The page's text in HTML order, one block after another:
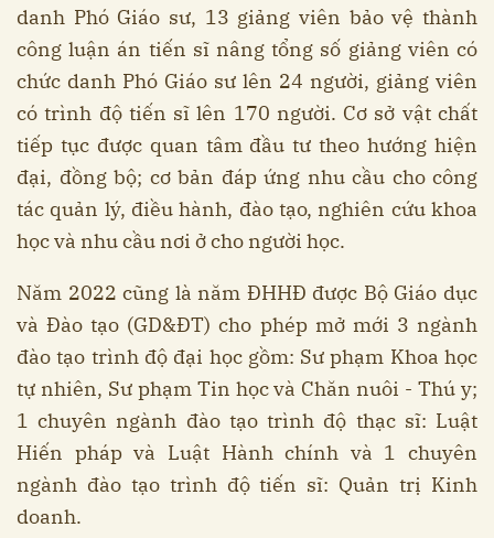
danh Phó Giáo sư, 13 giảng viên bảo vệ thành
công luận án tiến sĩ nâng tổng số giảng viên có
chức danh Phó Giáo sư lên 24 người, giảng viên
có trình độ tiến sĩ lên 170 người. Cơ sở vật chất
tiếp tục được quan tâm đầu tư theo hướng hiện
đại, đồng bộ; cơ bản đáp ứng nhu cầu cho công
tác quản lý, điều hành, đào tạo, nghiên cứu khoa
học và nhu cầu nơi ở cho người học.
Năm 2022 cũng là năm ĐHHĐ được Bộ Giáo dục
và Đào tạo (GD&ĐT) cho phép mở mới 3 ngành
đào tạo trình độ đại học gồm: Sư phạm Khoa học
tự nhiên, Sư phạm Tin học và Chăn nuôi - Thú y;
1 chuyên ngành đào tạo trình độ thạc sĩ: Luật
Hiến pháp và Luật Hành chính và 1 chuyên
ngành đào tạo trình độ tiến sĩ: Quản trị Kinh
doanh.